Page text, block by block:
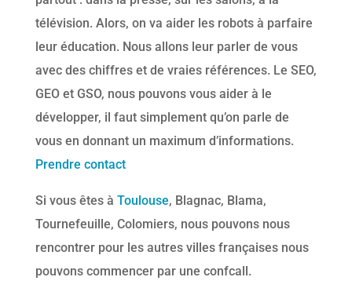
télévision. Alors, on va aider les robots à parfaire
leur éducation. Nous allons leur parler de vous
avec des chiffres et de vraies références. Le SEO,
GEO et GSO, nous pouvons vous aider à le
développer, il faut simplement qu’on parle de
vous en donnant un maximum d’informations.
Prendre contact
Si vous êtes à Toulouse, Blagnac, Blama,
Tournefeuille, Colomiers, nous pouvons nous
rencontrer pour les autres villes françaises nous
pouvons commencer par une confcall.